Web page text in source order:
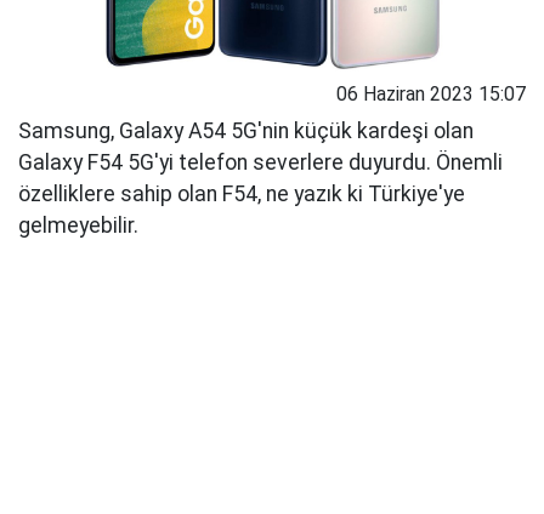
06 Haziran 2023 15:07
Samsung, Galaxy A54 5G'nin küçük kardeşi olan
Galaxy F54 5G'yi telefon severlere duyurdu. Önemli
özelliklere sahip olan F54, ne yazık ki Türkiye'ye
gelmeyebilir.